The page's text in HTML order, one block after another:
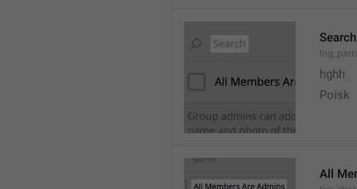
Search
hghh
Poisk
All